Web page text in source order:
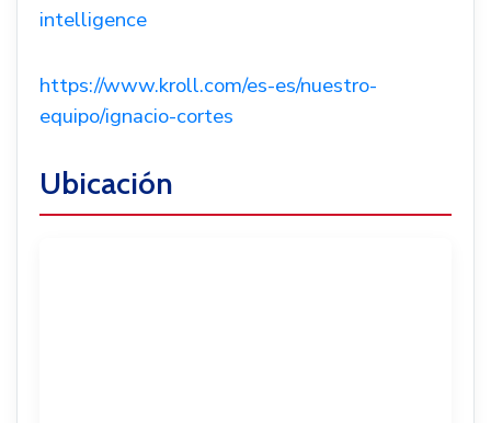
intelligence
https://www.kroll.com/es-es/nuestro-
equipo/ignacio-cortes
Ubicación